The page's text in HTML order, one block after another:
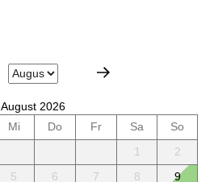
August 2026
Mi Do Fr Sa
So
1
2
5 6 7 8
9